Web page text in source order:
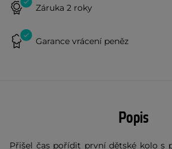
Záruka 2 roky
Garance vrácení peněz
Popis
Přišel čas pořídit první dětské kolo s